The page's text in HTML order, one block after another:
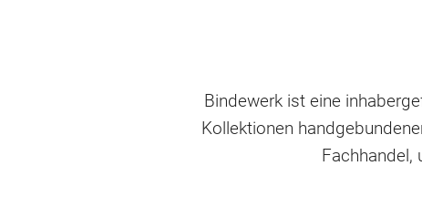
Bindewerk ist eine
Kollektionen
Fachhandel,